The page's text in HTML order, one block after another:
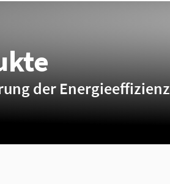
der Energieeffizienz